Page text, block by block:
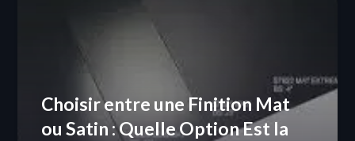
Choisir entre une Finition Mat
ou Satin : Quelle Option Est la